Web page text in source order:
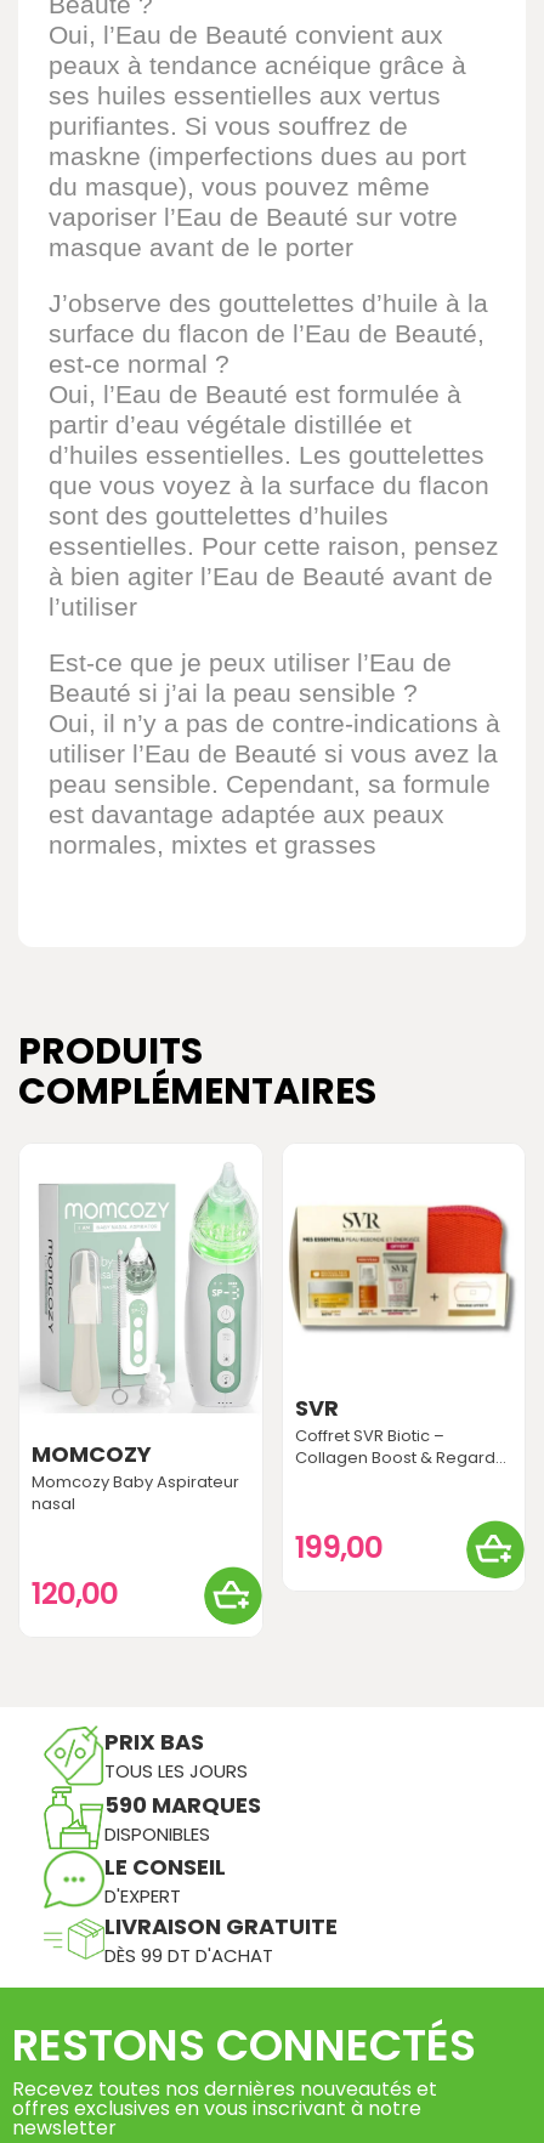
Oui, l’Eau de Beauté convient aux
peaux à tendance acnéique grâce à
ses huiles essentielles aux vertus
purifiantes. Si vous souffrez de
maskne (imperfections dues au port
du masque), vous pouvez même
vaporiser l’Eau de Beauté sur votre
masque avant de le porter
J’observe des gouttelettes d’huile à la
surface du flacon de l’Eau de Beauté,
est-ce normal ?
Oui, l’Eau de Beauté est formulée à
partir d’eau végétale distillée et
d’huiles essentielles. Les gouttelettes
que vous voyez à la surface du flacon
sont des gouttelettes d’huiles
essentielles. Pour cette raison, pensez
à bien agiter l’Eau de Beauté avant de
l’utiliser
Est-ce que je peux utiliser l’Eau de
Beauté si j’ai la peau sensible ?
Oui, il n’y a pas de contre-indications à
utiliser l’Eau de Beauté si vous avez la
peau sensible. Cependant, sa formule
est davantage adaptée aux peaux
normales, mixtes et grasses
PRODUITS
COMPLÉMENTAIRES
MOMCOZY
Momcozy Baby Aspirateur
nasal
120,00
SVR
Coffret SVR Biotic –
Collagen Boost & Regard...
199,00
PRIX BAS
TOUS LES JOURS
590 MARQUES
DISPONIBLES
LE CONSEIL
D'EXPERT
LIVRAISON GRATUITE
DÈS 99 DT D'ACHAT
RESTONS CONNECTÉS
Recevez toutes nos dernières nouveautés et
offres exclusives en vous inscrivant à notre
newsletter